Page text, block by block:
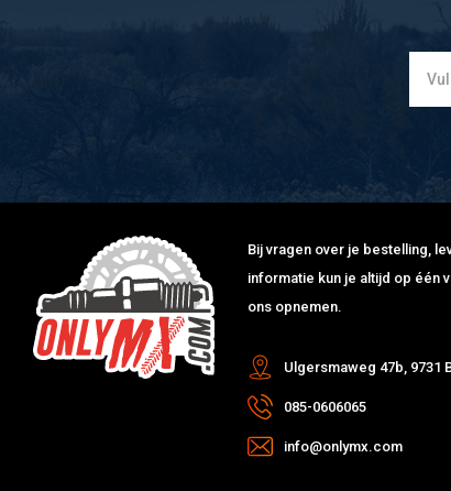
Bij vragen over je bestelling,
informatie kun je altijd op één
ons opnemen.
Ulgersmaweg 47b, 9731
085-0606065
info@onlymx.com